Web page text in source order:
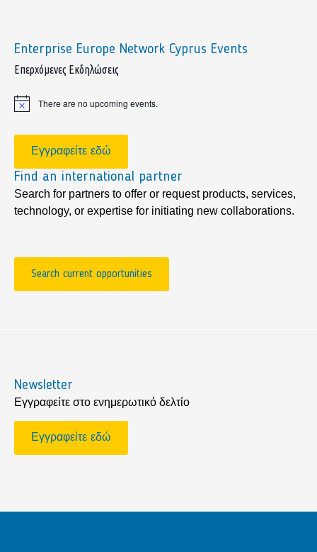
Enterprise Europe Network Cyprus Events
sidebar
Επερχόμενες Εκδηλώσεις
Notice There are no upcoming events.
Εγγραφείτε εδώ
Find an international partner
Search for partners to offer or request products, services,
technology, or expertise for initiating new collaborations.
Search current opportunities
Newsletter
Εγγραφείτε στο ενημερωτικό δελτίο
Εγγραφείτε εδώ